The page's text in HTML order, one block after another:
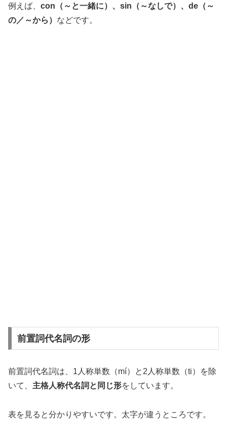
例えば、 con（～と一緒に）、sin（～なしで）、de（～
の／～から） などです。
前置詞代名詞の形
前置詞代名詞は、1人称単数（mí）と2人称単数（ti）を除
いて、 主格人称代名詞と同じ形をしています。
表を見ると分かりやすいです。太字が違うところです。